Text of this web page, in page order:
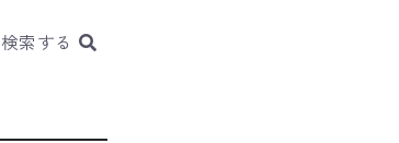
検索 する